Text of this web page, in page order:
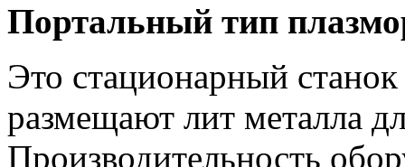
Портальный тип
Это стационарный
размещают лит металла
Производительность